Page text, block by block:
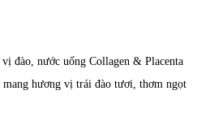
đào, nước uống Collagen & Placenta
mang hương vị trái đào tươi, thơm ngọt